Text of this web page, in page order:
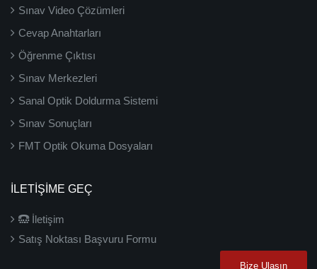
Sınav Video Çözümleri
Cevap Anahtarları
Öğrenme Çıktısı
Sınav Merkezleri
Sanal Optik Doldurma Sistemi
Sınav Sonuçları
FMT Optik Okuma Dosyaları
İLETIŞIME GEÇ
İletişim
Satış Noktası Başvuru Formu
Bize Ulaşın